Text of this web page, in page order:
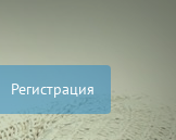
Регистрация